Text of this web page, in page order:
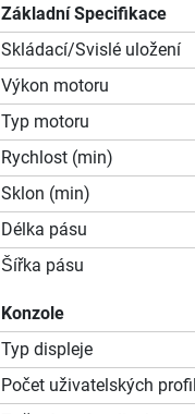
Základní Specifikace
Skládací/Svislé uložení
Výkon motoru
Typ motoru
Rychlost (min)
Sklon (min)
Délka pásu
Šířka pásu
Konzole
Typ displeje
Počet uživatelských